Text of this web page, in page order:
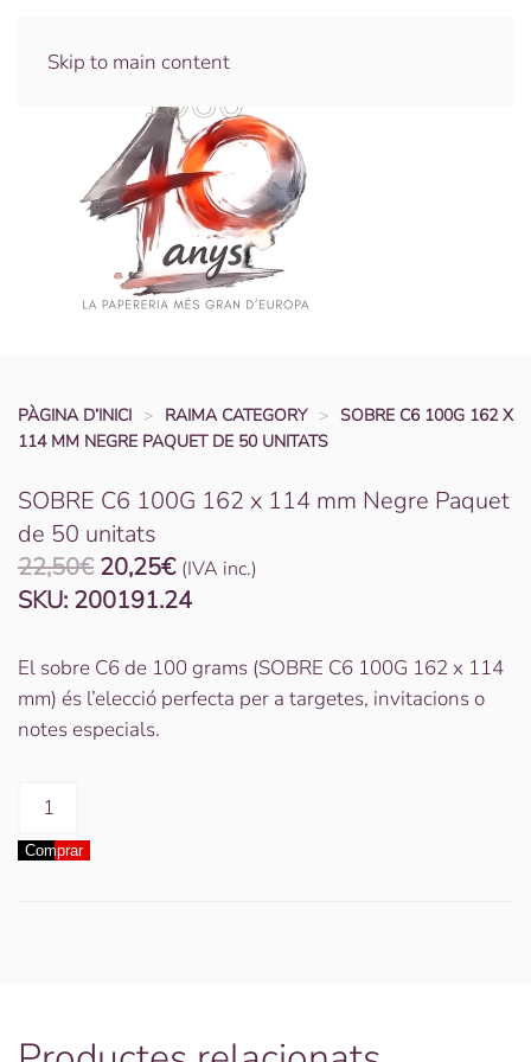
Skip to main content
PÀGINA D’INICI RAIMA CATEGORY
SOBRE C6 100G 162 X
114 MM NEGRE PAQUET DE 50 UNITATS
SOBRE C6 100G 162 x 114 mm Negre Paquet
de 50 unitats
22,50€ El
preu
era:
22,50€.
20,25€El
preu
és:
20,25€.
(IVA inc.)
SKU: 200191.24
El sobre C6 de 100 grams (SOBRE C6 100G 162 x 114
mm) és l’elecció perfecta per a targetes, invitacions o
notes especials.
quantitat
SOBRE
mm
Comprar